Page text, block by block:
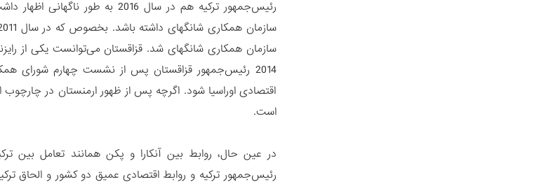
رئیس‌جمهور ترکیه هم در سال
سازمان همکاری شانگهای شد. قزاقستان می‌توانست یکی از
2014 رئیس‌جمهور قزاقستان پس از نشست چهارم شورای
اقتصادی اوراسیا شود. اگرچه پس از ظهور ارمنستان در چارچوب
است.
در عین حال، روابط بین آنکارا و پکن همانند تعامل بین
رئیس‌جمهور ترکیه و روابط اقتصادی عمیق دو کشور و الحاق